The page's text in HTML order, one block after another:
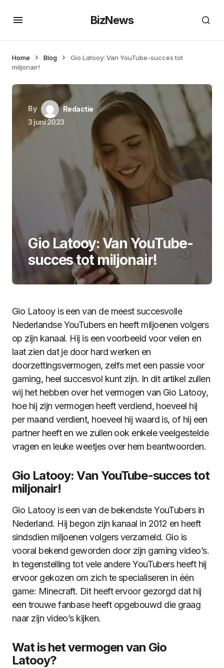
BizNews
Home Blog
Gio Latooy: Van YouTube-succes tot
miljonair!
By
Redactie
3 juni 2023
Gio Latooy: Van YouTube-
succes tot miljonair!
Gio Latooy is een van de meest succesvolle
Nederlandse YouTubers en heeft miljoenen volgers
op zijn kanaal. Hij is een voorbeeld voor velen en
laat zien dat je door hard werken en
doorzettingsvermogen, zelfs met een passie voor
gaming, heel succesvol kunt zijn. In dit artikel zullen
wij het hebben over het vermogen van Gio Latooy,
hoe hij zijn vermogen heeft verdiend, hoeveel hij
per maand verdient, hoeveel hij waard is, of hij een
partner heeft en we zullen ook enkele veelgestelde
vragen en leuke weetjes over hem beantwoorden.
Gio Latooy: Van YouTube-succes tot
miljonair!
Gio Latooy is een van de bekendste YouTubers in
Nederland. Hij begon zijn kanaal in 2012 en heeft
sindsdien miljoenen volgers verzameld. Gio is
vooral bekend geworden door zijn gaming video’s.
In tegenstelling tot vele andere YouTubers heeft hij
ervoor gekozen om zich te specialiseren in één
game: Minecraft. Dit heeft ervoor gezorgd dat hij
een trouwe fanbase heeft opgebouwd die graag
naar zijn video’s kijken.
Wat is het vermogen van Gio
Latooy?